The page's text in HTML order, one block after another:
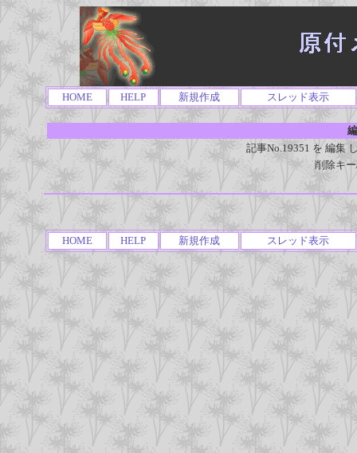
HOME HELP 新規作成 スレッド表示
記事No.19351 を 編集
削除キ
HOME HELP 新規作成 スレッド表示